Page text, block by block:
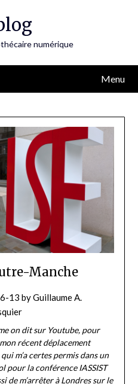
numérique
Menu
Manche
13 byGuillaume A.
on dit sur Youtube, pour
récent déplacement
m’a certes permis dans un
pour la conférence IASSIST
de m’arrêter à Londres sur le